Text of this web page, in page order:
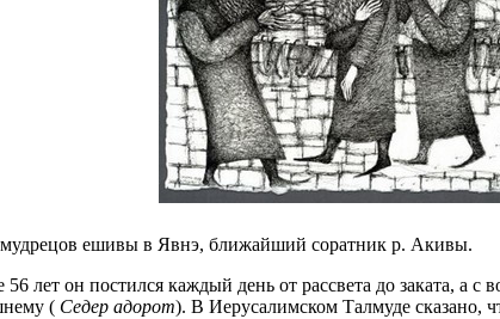
ешивы в Явнэ, ближайший соратник р. Акивы.
лет он постился каждый день от рассвета до заката, а
( Седер адорот). В Иерусалимском Талмуде сказано,